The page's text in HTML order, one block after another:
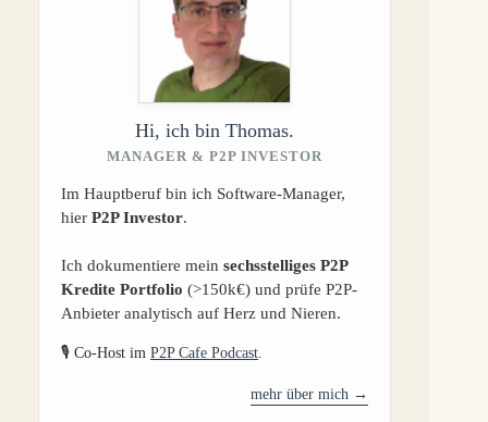
Hi, ich bin Thomas.
MANAGER & P2P INVESTOR
Im Hauptberuf bin ich Software-Manager,
hier P2P Investor.
Ich dokumentiere mein sechsstelliges P2P
Kredite Portfolio (>150k€) und prüfe P2P-
Anbieter analytisch auf Herz und Nieren.
🎙️ Co-Host im P2P Cafe Podcast
mehr über mich →